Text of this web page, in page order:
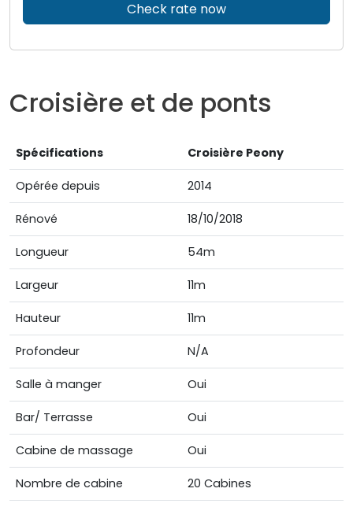
Check rate now
Croisière et de ponts
Spécifications Croisière Peony
Opérée depuis 2014
Rénové 18/10/2018
Longueur 54m
Largeur 11m
Hauteur 11m
Profondeur N/A
Salle à manger Oui
Bar/ Terrasse Oui
Cabine de massage Oui
Nombre de cabine 20 Cabines